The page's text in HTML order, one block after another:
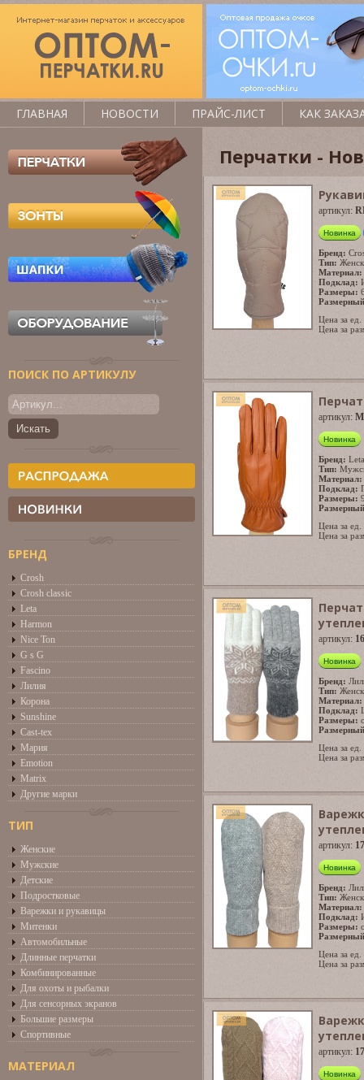
ПОИСК ПО АРТИКУЛУ
БРЕНД
Crosh
Crosh classic
Leta
Harmon
Nice Ton
G s G
Fascino
Лилия
Корона
Sunshine
Cast-tex
Мария
Emotion
Matrix
Другие марки
ТИП
Женские
Мужские
Детские
Подростковые
Варежки и рукавицы
Митенки
Автомобильные
Длинные перчатки
Комбинированные
Для охоты и рыбалки
Для сенсорных экранов
Большие размеры
Спортивные
МАТЕРИАЛ
Перчатки -
артикул:
Новинка
Бренд:
Тип:
Материал:
Подклад:
Размеры:
Цена за
Цена за
артикул:
Новинка
Бренд: Leta
Тип:
Материал:
Подклад:
Размеры:
Цена за
Цена за
артикул:
Новинка
Бренд:
Тип:
Материал:
Подклад:
Размеры:
Цена за
Цена за
артикул:
Новинка
Бренд:
Тип:
Материал:
Подклад:
Размеры:
Цена за
Цена за
артикул:
Новинка
ГЛАВНАЯ НОВОСТИ ПРАЙС-ЛИСТ КАК